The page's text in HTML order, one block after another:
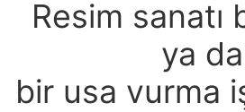
Resim sanatı
ya da
bir usa vurma